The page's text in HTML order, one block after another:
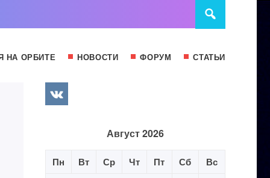
НА ОРБИТЕ НОВОСТИ ФОРУМ СТАТЬИ
Август 2026
Пн Вт Ср Чт Пт Сб Вс